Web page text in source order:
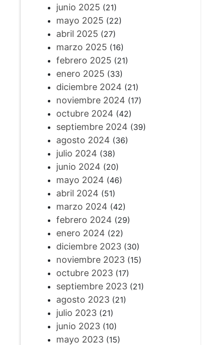
junio 2025 (21)
mayo 2025 (22)
abril 2025 (27)
marzo 2025 (16)
febrero 2025 (21)
enero 2025 (33)
diciembre 2024 (21)
noviembre 2024 (17)
octubre 2024 (42)
septiembre 2024 (39)
agosto 2024 (36)
julio 2024 (38)
junio 2024 (20)
mayo 2024 (46)
abril 2024 (51)
marzo 2024 (42)
febrero 2024 (29)
enero 2024 (22)
diciembre 2023(30)
noviembre 2023(15)
octubre 2023(17)
septiembre 2023(21)
agosto 2023(21)
julio 2023(21)
junio 2023(10)
mayo 2023(15)